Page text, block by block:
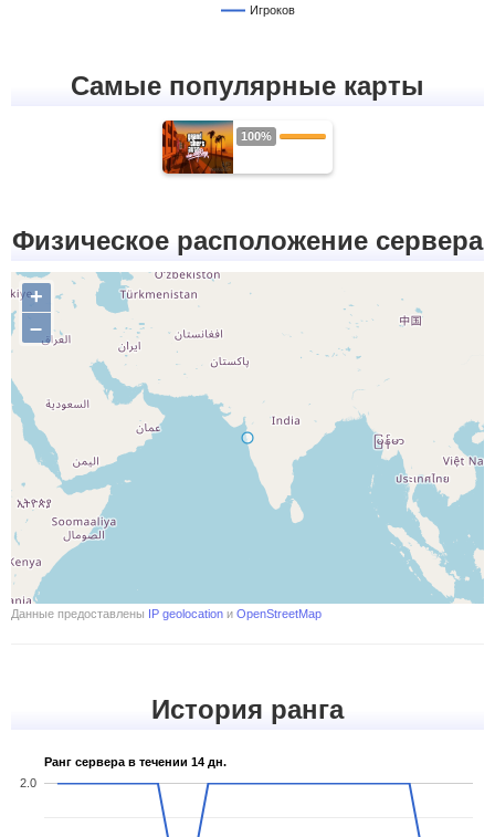
Игроков
Самые популярные карты
100%
Физическое расположение сервера
+
–
Данные предоставлены IP geolocation и OpenStreetMap
История ранга
Ранг сервера в течении 14 дн.
2.0